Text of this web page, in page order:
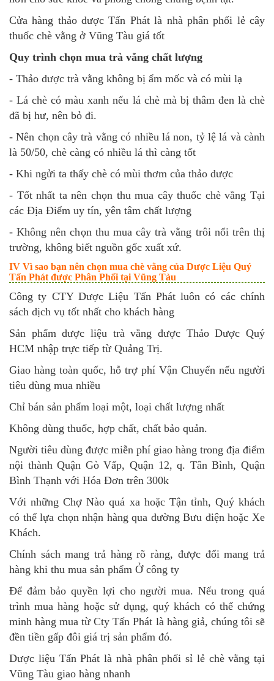
Cửa hàng thảo dược Tấn Phát là nhà phân phối lẻ cây
thuốc chè vằng ở Vũng Tàu giá tốt
Quy trình chọn mua trà vằng chất lượng
- Thảo dược trà vằng không bị ẩm mốc và có mùi lạ
- Lá chè có màu xanh nếu lá chè mà bị thâm đen là chè
đã bị hư, nên bỏ đi.
- Nên chọn cây trà vằng có nhiều lá non, tỷ lệ lá và cành
là 50/50, chè càng có nhiều lá thì càng tốt
- Khi ngửi ta thấy chè có mùi thơm của thảo dược
- Tốt nhất ta nên chọn thu mua cây thuốc chè vằng Tại
các Địa Điểm uy tín, yên tâm chất lượng
- Không nên chọn thu mua cây trà vằng trôi nổi trên thị
trường, không biết nguồn gốc xuất xứ.
IV Vì sao bạn nên chọn mua chè vằng của Dược Liệu Quý
Tấn Phát được Phân Phối tại Vũng Tàu
Công ty CTY Dược Liệu Tấn Phát luôn có các chính
sách dịch vụ tốt nhất cho khách hàng
Sản phẩm dược liệu trà vằng được Thảo Dược Quý
HCM nhập trực tiếp từ Quảng Trị.
Giao hàng toàn quốc, hỗ trợ phí Vận Chuyển nếu người
tiêu dùng mua nhiều
Chỉ bán sản phẩm loại một, loại chất lượng nhất
Không dùng thuốc, hợp chất, chất bảo quản.
Người tiêu dùng được miễn phí giao hàng trong địa điểm
nội thành Quận Gò Vấp, Quận 12, q. Tân Bình, Quận
Bình Thạnh với Hóa Đơn trên 300k
Với những Chợ Nào quá xa hoặc Tận tỉnh, Quý khách
có thể lựa chọn nhận hàng qua đường Bưu điện hoặc Xe
Khách.
Chính sách mang trả hàng rõ ràng, được đổi mang trả
hàng khi thu mua sản phẩm Ở công ty
Để đảm bảo quyền lợi cho người mua. Nếu trong quá
trình mua hàng hoặc sử dụng, quý khách có thể chứng
minh hàng mua từ Cty Tấn Phát là hàng giả, chúng tôi sẽ
đền tiền gấp đôi giá trị sản phẩm đó.
Dược liệu Tấn Phát là nhà phân phối sỉ lẻ chè vằng tại
Vũng Tàu giao hàng nhanh